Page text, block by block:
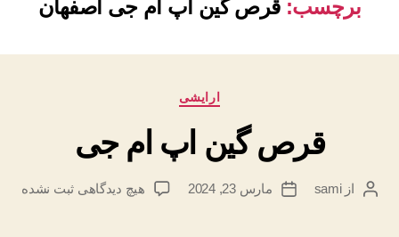
برچسب: قرص گین آپ ام جی اصفهان
دسته‌ها
ارایشی
قرص گین اپ ام جی
نویسندهٔ
ازsami
تاریخمارس 23, 2024 هیچ دیدگاهی برای
ثبت نشده